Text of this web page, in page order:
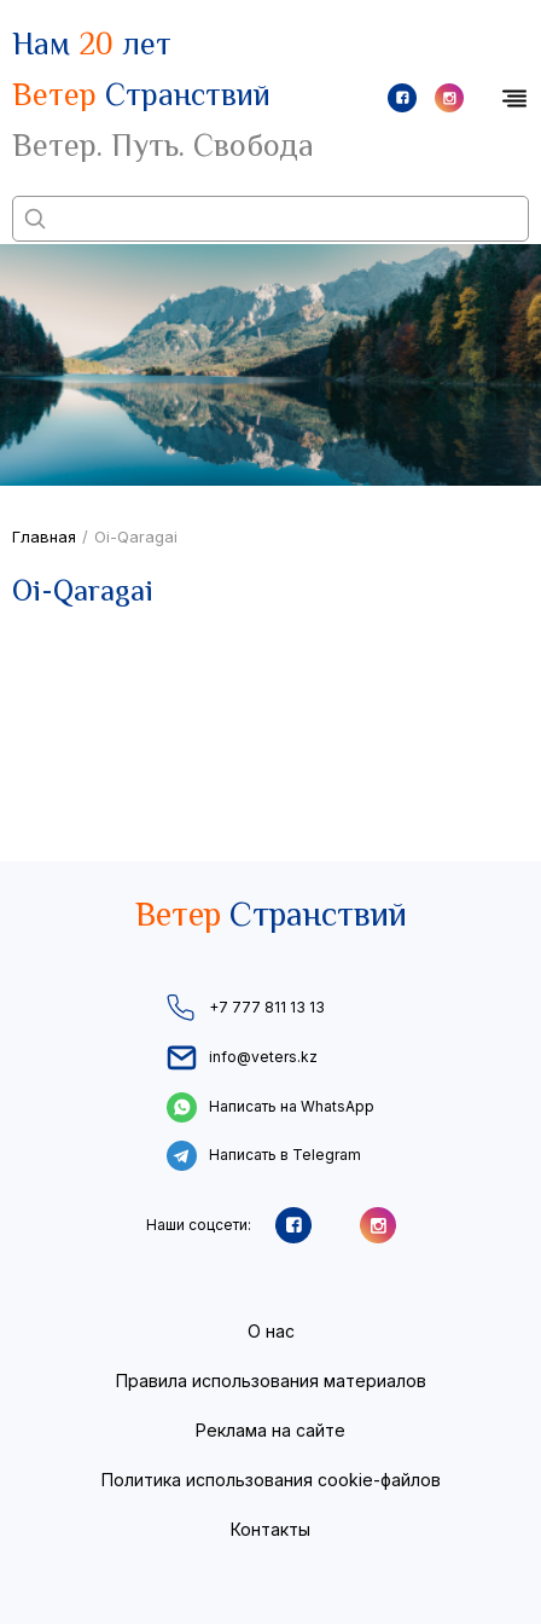
Нам 20 лет
Ветер Странствий
Ветер. Путь. Свобода
Главная / Oi-Qaragai
Oi-Qaragai
Ветер Странствий
+7 777 811 13 13
info@veters.kz
Написать на WhatsApp
Написать в Telegram
Наши соцсети:
О нас
Правила использования материалов
Реклама на сайте
Политика использования cookie-файлов
Контакты